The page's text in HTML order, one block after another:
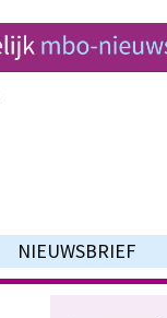
NIEUWSBRIEF